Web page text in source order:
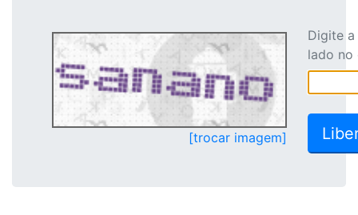
[trocar imagem]
Digite
lado no